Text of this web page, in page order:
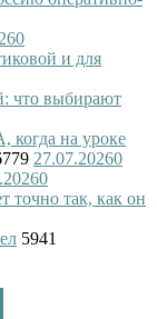
0
и для
что выбирают
когда на уроке
27.07.20260
0
точно так, как он
5941